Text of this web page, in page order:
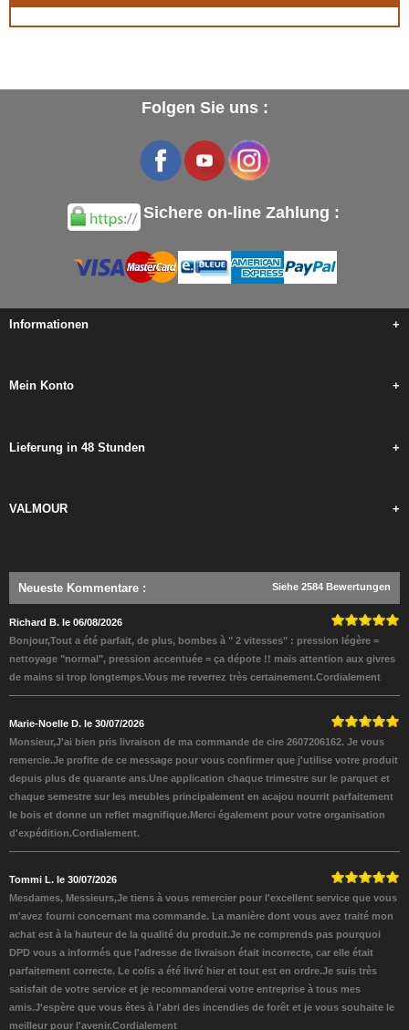
Folgen Sie uns :
Sichere on-line Zahlung :
Informationen +
Mein Konto +
Lieferung in 48 Stunden +
VALMOUR +
Neueste Kommentare : Siehe 2584 Bewertungen
Richard B. le 06/08/2026
Bonjour,Tout a été parfait, de plus, bombes à " 2 vitesses" : pression légère =
nettoyage "normal", pression accentuée = ça dépote !! mais attention aux givres
de mains si trop longtemps.Vous me reverrez très certainement.Cordialement
Marie-Noelle D. le 30/07/2026
Monsieur,J'ai bien pris livraison de ma commande de cire 2607206162. Je vous
remercie.Je profite de ce message pour vous confirmer que j'utilise votre produit
depuis plus de quarante ans.Une application chaque trimestre sur le parquet et
chaque semestre sur les meubles principalement en acajou nourrit parfaitement
le bois et donne un reflet magnifique.Merci également pour votre organisation
d'expédition.Cordialement.
Tommi L. le 30/07/2026
Mesdames, Messieurs,Je tiens à vous remercier pour l'excellent service que vous
m'avez fourni concernant ma commande. La manière dont vous avez traité mon
achat est à la hauteur de la qualité du produit.Je ne comprends pas pourquoi
DPD vous a informés que l'adresse de livraison était incorrecte, car elle était
parfaitement correcte. Le colis a été livré hier et tout est en ordre.Je suis très
satisfait de votre service et je recommanderai votre entreprise à tous mes
amis.J'espère que vous êtes à l'abri des incendies de forêt et je vous souhaite le
meilleur pour l'avenir.Cordialement